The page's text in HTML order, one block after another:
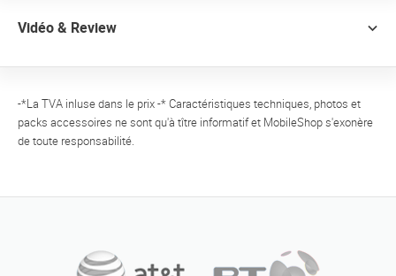
Vidéo & Review
-*La TVA inluse dans le prix -* Caractéristiques techniques, photos et
packs accessoires ne sont qu'à tître informatif et MobileShop s'exonère
de toute responsabilité.